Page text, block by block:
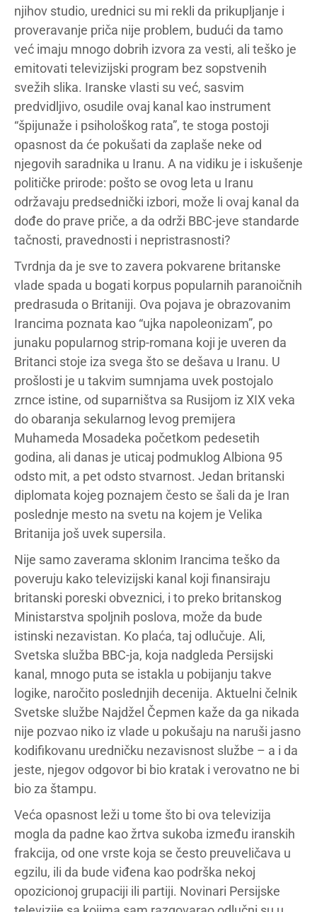
njihov studio, urednici su mi rekli da prikupljanje i
proveravanje priča nije problem, budući da tamo
već imaju mnogo dobrih izvora za vesti, ali teško je
emitovati televizijski program bez sopstvenih
svežih slika. Iranske vlasti su već, sasvim
predvidljivo, osudile ovaj kanal kao instrument
“špijunaže i psihološkog rata”, te stoga postoji
opasnost da će pokušati da zaplaše neke od
njegovih saradnika u Iranu. A na vidiku je i iskušenje
političke prirode: pošto se ovog leta u Iranu
održavaju predsednički izbori, može li ovaj kanal da
dođe do prave priče, a da održi BBC-jeve standarde
tačnosti, pravednosti i nepristrasnosti?
Tvrdnja da je sve to zavera pokvarene britanske
vlade spada u bogati korpus popularnih paranoičnih
predrasuda o Britaniji. Ova pojava je obrazovanim
Irancima poznata kao “ujka napoleonizam”, po
junaku popularnog strip-romana koji je uveren da
Britanci stoje iza svega što se dešava u Iranu. U
prošlosti je u takvim sumnjama uvek postojalo
zrnce istine, od suparništva sa Rusijom iz XIX veka
do obaranja sekularnog levog premijera
Muhameda Mosadeka početkom pedesetih
godina, ali danas je uticaj podmuklog Albiona 95
odsto mit, a pet odsto stvarnost. Jedan britanski
diplomata kojeg poznajem često se šali da je Iran
poslednje mesto na svetu na kojem je Velika
Britanija još uvek supersila.
Nije samo zaverama sklonim Irancima teško da
poveruju kako televizijski kanal koji finansiraju
britanski poreski obveznici, i to preko britanskog
Ministarstva spoljnih poslova, može da bude
istinski nezavistan. Ko plaća, taj odlučuje. Ali,
Svetska služba BBC-ja, koja nadgleda Persijski
kanal, mnogo puta se istakla u pobijanju takve
logike, naročito poslednjih decenija. Aktuelni čelnik
Svetske službe Najdžel Čepmen kaže da ga nikada
nije pozvao niko iz vlade u pokušaju na naruši jasno
kodifikovanu uredničku nezavisnost službe – a i da
jeste, njegov odgovor bi bio kratak i verovatno ne bi
bio za štampu.
Veća opasnost leži u tome što bi ova televizija
mogla da padne kao žrtva sukoba između iranskih
frakcija, od one vrste koja se često preuveličava u
egzilu, ili da bude viđena kao podrška nekoj
opozicionoj grupaciji ili partiji. Novinari Persijske